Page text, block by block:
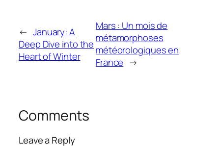
← January: A
Deep Dive into the
Heart of Winter
Mars : Un mois de
métamorphoses
météorologiques en
France →
Comments
Leave a Reply